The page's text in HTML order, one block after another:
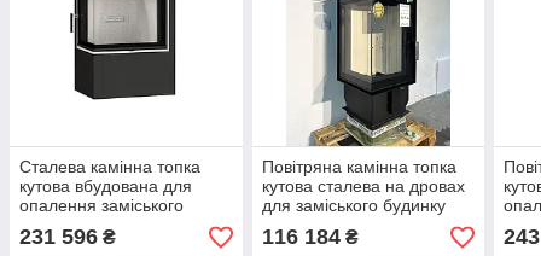
Сталева камінна топка
кутова вбудована для
опалення заміського
Therm 7 CL (7 кВт)
231 596 ₴
Повітряна камінна топка
кутова сталева на дровах
для заміського будинку
Defro Home INTRA V (12,1
кВт)
116 184₴